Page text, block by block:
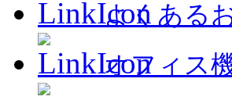
よくある
オフィス